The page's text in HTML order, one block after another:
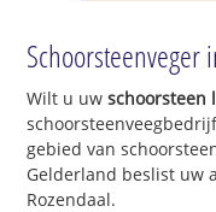
Schoorsteenveger
Wilt u uwschoorsteen
gebied van
Gelderland beslist uw
Rozendaal.